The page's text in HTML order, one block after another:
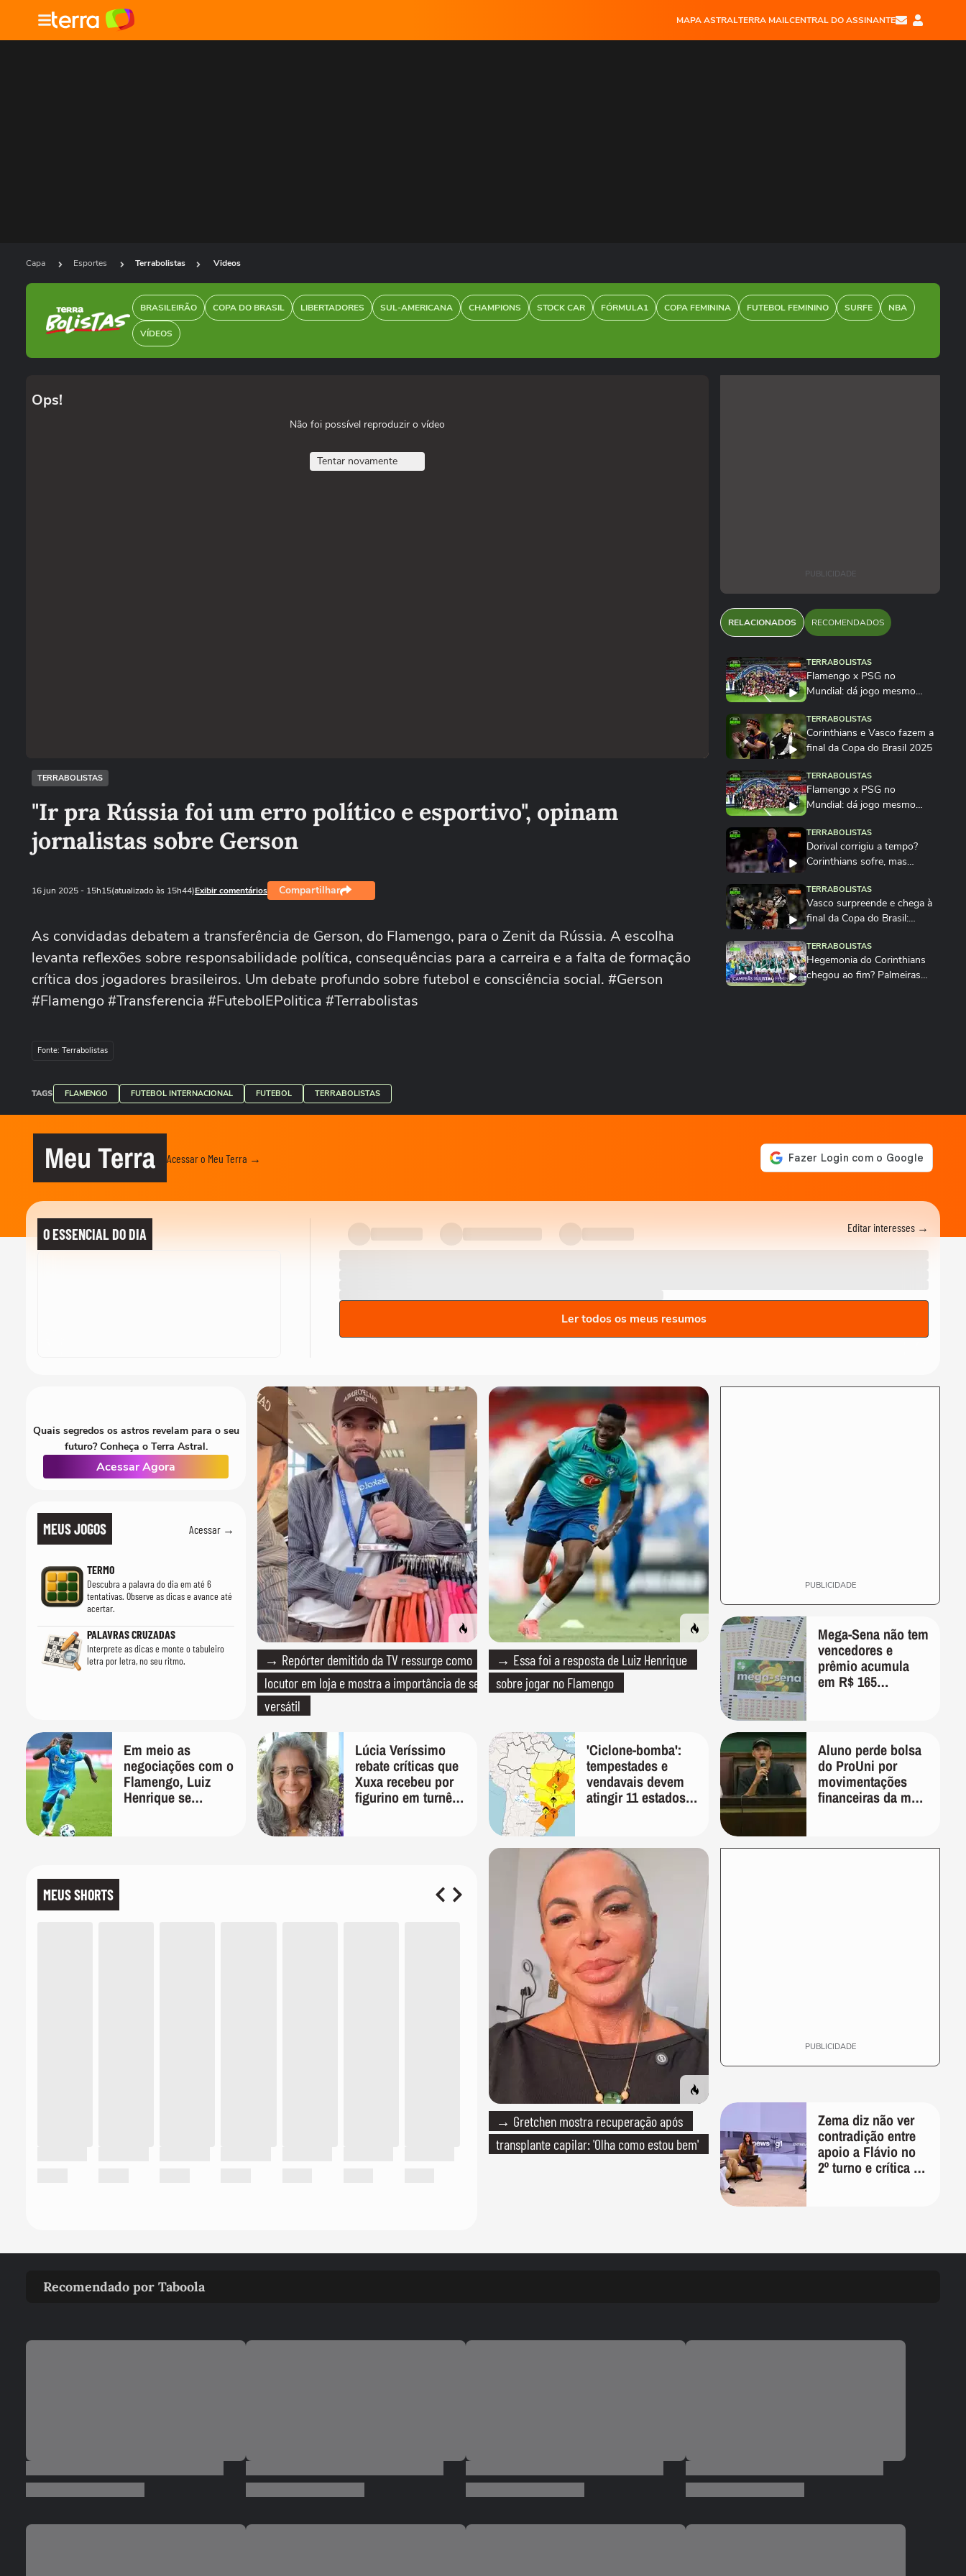
MAPA ASTRALTERRA MAILCENTRAL DO ASSINANTE
Capa Esportes Terrabolistas Videos
BRASILEIRÃO COPA DO BRASIL LIBERTADORES SUL-AMERICANA CHAMPIONS STOCK CAR FÓRMULA1 COPA FEMININA FUTEBOL FEMININO SURFE NBA
VÍDEOS
Ops!
Não foi possível reproduzir o vídeo
Tentar novamente
TERRABOLISTAS
"Ir pra Rússia foi um erro político e esportivo", opinam
jornalistas sobre Gerson
16 jun 2025- 15h15(atualizado às 15h44)Exibir comentários Compartilhar
As convidadas debatem a transferência de Gerson, do Flamengo, para o Zenit da Rússia. A escolha
levanta reflexões sobre responsabilidade política, consequências para a carreira e a falta de formação
crítica dos jogadores brasileiros. Um debate profundo sobre futebol e consciência social. #Gerson
#Flamengo #Transferencia #FutebolEPolitica #Terrabolistas
Fonte: Terrabolistas
TAGS FLAMENGO FUTEBOL INTERNACIONAL FUTEBOL TERRABOLISTAS
PUBLICIDADE
RELACIONADOS RECOMENDADOS
TERRABOLISTAS
Flamengo x PSG no
Mundial: dá jogo mesmo
TERRABOLISTAS
Corinthians e Vasco fazem a
final da Copa do Brasil 2025
TERRABOLISTAS
Flamengo x PSG no
Mundial: dá jogo mesmo
TERRABOLISTAS
Dorival corrigiu a tempo?
Corinthians sofre, mas
TERRABOLISTAS
Vasco surpreende e chega à
final da Copa do Brasil:
TERRABOLISTAS
Hegemonia do Corinthians
chegou ao fim? Palmeiras
TERRABOLISTAS
atuação mais decisiva desde
o retorno?
TERRABOLISTAS
Campeonato Brasileiro
TERRABOLISTAS
Repescagem mortal na
o time ideal
Meu Terra Acessar o Meu Terra →
O ESSENCIAL DO DIA Editar interesses →
Ler todos os meus resumos
MEUS JOGOS Acessar →
TERMO
Descubra a palavra do dia em até 6
tentativas. Observe as dicas e avance até
acertar.
PALAVRAS CRUZADAS
Interprete as dicas e monte o tabuleiro
letra por letra, no seu ritmo.
→ Repórter demitido da TV ressurge como
locutor em loja e mostra a importância de ser
versátil
→ Essa foi a resposta de Luiz Henrique
sobre jogar no Flamengo
PUBLICIDADE
→ Gretchen mostra recuperação após
transplante capilar: 'Olha como estou bem'
Mega-Sena não tem
vencedores e
prêmio acumula
em R$ 165
Em meio as
negociações com o
Flamengo, Luiz
Henrique se
Lúcia Veríssimo
rebate críticas que
Xuxa recebeu por
figurino em turnê:
'Ciclone-bomba':
tempestades e
vendavais devem
atingir 11 estados
Aluno perde bolsa
do ProUni por
movimentações
financeiras da mãe
MEUS SHORTS
PUBLICIDADE
Quais segredos os astros revelam para o seu
futuro? Conheça o Terra Astral.
Acessar Agora
Zema diz não ver
contradição entre
apoio a Flávio no
2º turno e crítica ao
Recomendado por Taboola